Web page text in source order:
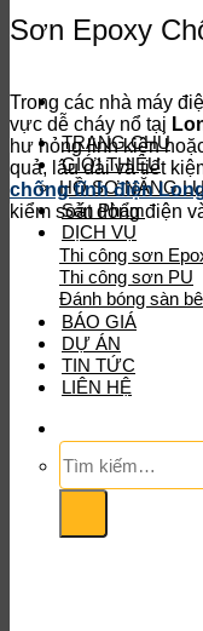
TRANG CHỦ
GIỚI THIỆU
HỒ SƠ NĂNG
Sản Phẩm
DỊCH VỤ
Thi công sơn
Thi công sơn PU
Đánh bóng sàn
BÁO GIÁ
DỰ ÁN
TIN TỨC
LIÊN HỆ
Tìm
kiếm:
Sơn Epoxy
Trong các nhà máy
vực dễ cháy nổ tại
hư hỏng linh kiện
quả, lâu dài và tiết
chống tĩnh điện
kiểm soát dòng điện